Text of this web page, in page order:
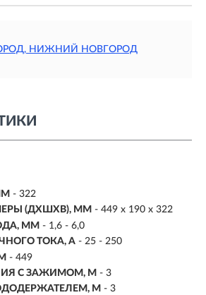
НИЖНИЙ НОВГОРОД
- 322
(ДХШХВ), ММ - 449 х 190 х 322
ММ - 1,6 - 6,0
ТОКА, А - 25 - 250
- 449
С ЗАЖИМОМ, М - 3
М - 3